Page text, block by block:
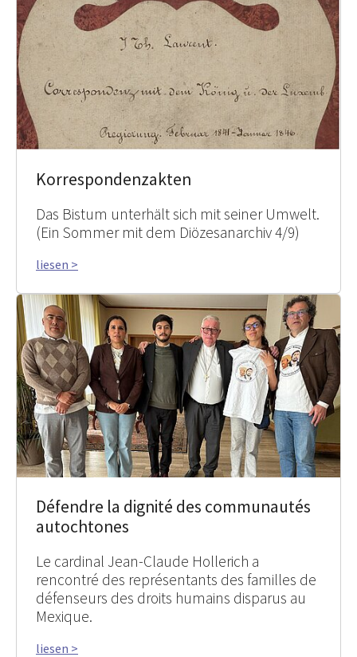
Korrespondenzakten
Das Bistum unterhält sich mit seiner Umwelt.
(Ein Sommer mit dem Diözesanarchiv 4/9)
liesen >
Défendre la dignité des communautés
autochtones
Le cardinal Jean-Claude Hollerich a
rencontré des représentants des familles de
défenseurs des droits humains disparus au
Mexique.
liesen >